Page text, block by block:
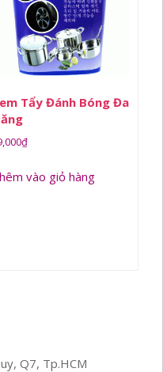
Tẩy Đánh Bóng Đa
₫
vào giỏ hàng
Q7, Tp.HCM